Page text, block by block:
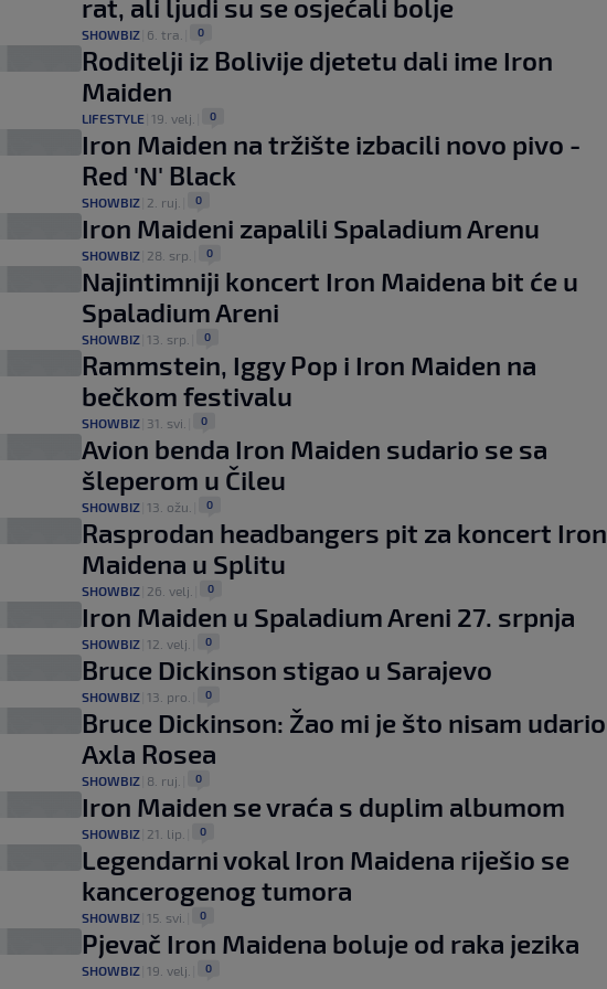
rat, ali ljudi su se osjećali bolje
SHOWBIZ 6. tra. 0
Roditelji iz Bolivije djetetu dali ime Iron
Maiden
LIFESTYLE 19. velj. 0
Iron Maiden na tržište izbacili novo pivo -
Red 'N' Black
SHOWBIZ 2. ruj. 0
Iron Maideni zapalili Spaladium Arenu
SHOWBIZ 28. srp. 0
Najintimniji koncert Iron Maidena bit će u
Spaladium Areni
SHOWBIZ 13. srp. 0
Rammstein, Iggy Pop i Iron Maiden na
bečkom festivalu
SHOWBIZ 31. svi. 0
Avion benda Iron Maiden sudario se sa
šleperom u Čileu
SHOWBIZ 13. ožu. 0
Rasprodan headbangers pit za koncert Iron
Maidena u Splitu
SHOWBIZ 26. velj. 0
Iron Maiden u Spaladium Areni 27. srpnja
SHOWBIZ 12. velj. 0
Bruce Dickinson stigao u Sarajevo
SHOWBIZ 13. pro. 0
Bruce Dickinson: Žao mi je što nisam udario
Axla Rosea
SHOWBIZ 8. ruj. 0
Iron Maiden se vraća s duplim albumom
SHOWBIZ 21. lip. 0
Legendarni vokal Iron Maidena riješio se
kancerogenog tumora
SHOWBIZ 15. svi. 0
Pjevač Iron Maidena boluje od raka jezika
SHOWBIZ 19. velj. 0